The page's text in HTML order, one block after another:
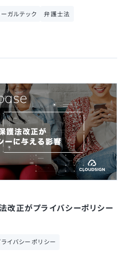
ーガルテック 弁護士法
正がプライバシーポリシー
ライバシーポリシー